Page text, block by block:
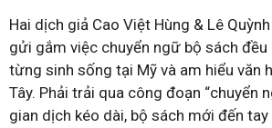
Hai dịch giả Cao Việt Hùng & Lê
gửi gắm việc chuyển ngữ bộ sách
từng sinh sống tại Mỹ và am hiểu văn
Tây. Phải trải qua công đoạn “chuyển
gian dịch kéo dài, bộ sách mới đến